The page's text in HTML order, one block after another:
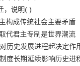
，说明( )
构成传统社会主要矛盾
代君主专制是世界潮流
历史发展进程起决定作
度长期延续影响历史进